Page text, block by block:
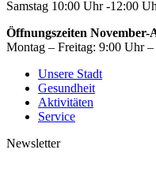
Samstag 10:00 Uhr -12:00
Öffnungszeiten November-
Montag – Freitag: 9:00 Uhr
Unsere Stadt
Gesundheit
Aktivitäten
Service
Newsletter